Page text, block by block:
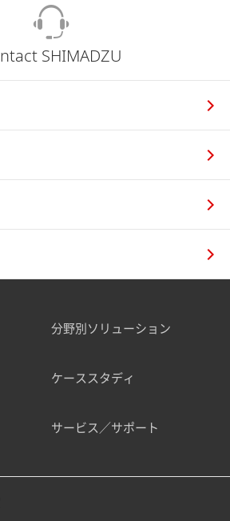
SHIMADZU
分野別ソリューション
ケーススタディ
サービス／サポート